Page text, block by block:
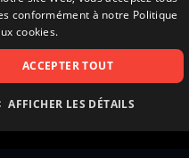
conformément à notre Politique
cookies.
ACCEPTER TOUT
AFFICHER LES DÉTAILS